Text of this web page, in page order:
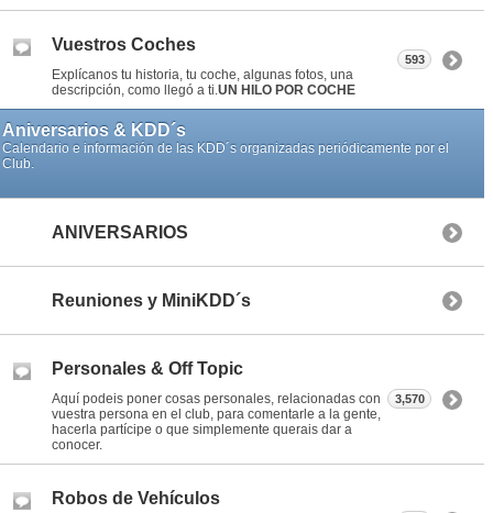
Vuestros Coches
Explícanos tu historia, tu coche, algunas fotos, una
descripción, como llegó a ti.UN HILO POR COCHE
593
Aniversarios & KDD´s
Calendario e información de las KDD´s organizadas periódicamente por el
Club.
ANIVERSARIOS
Reuniones y MiniKDD´s
Personales & Off Topic
Aquí podeis poner cosas personales, relacionadas con
vuestra persona en el club, para comentarle a la gente,
hacerla partícipe o que simplemente querais dar a
conocer.
3,570
Robos de Vehículos